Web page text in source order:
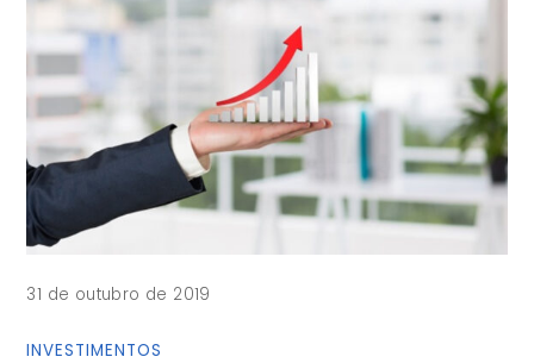
31 de outubro de 2019
INVESTIMENTOS